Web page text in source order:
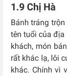
1.9 Chị Hà
Bánh tráng
tên tuổi của địa
khách, món
rất khác lạ, lôi
khác. Chính vì